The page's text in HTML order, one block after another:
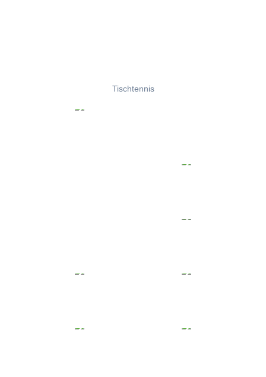
Tischtennis